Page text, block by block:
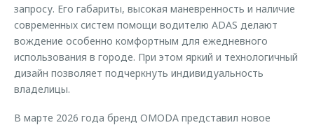
запросу. Его габариты, высокая маневренность и наличие
современных систем помощи водителю ADAS делают
вождение особенно комфортным для ежедневного
использования в городе. При этом яркий и технологичный
дизайн позволяет подчеркнуть индивидуальность
владелицы.
В марте 2026 года бренд OMODA представил новое